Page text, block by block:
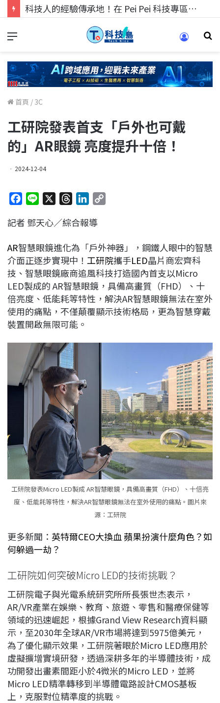
科技人的經驗傳承地！在 Pei Pei 科技專區，與學弟妹交流最硬核的技術
首頁 / 3C
工研院發表首支「戶外也可戴
的」AR眼鏡 亮度提升十倍！
2024-12-04
c
b
o
o
k
n
r
a
d
s
n
e
d
I
n
L
i
n
k
記者 鄧天心／綜合報導
AR智慧眼鏡進化為「戶外神器」，鋼鐵人眼中的智慧
介面正逐步實現中！ 工研院攜手LED晶片商宏齊科
技、智慧眼鏡廠商追風科技打造國內首支以Micro
LED製成的 AR智慧眼鏡，具備高畫質（FHD）、十
倍亮度、低能耗等特性，解決AR智慧眼鏡無法在室外
使用的痛點，不僅顛覆顯示技術格局，更為智慧穿戴
裝置開啟無限可能。
工研院發表Micro LED製成 AR智慧眼鏡，具備高畫質（FHD）、十倍亮
度、低能耗等特性，解決AR智慧眼鏡無法在室外使用的痛點。圖片來
源：工研院
更多新聞： 英特爾CEO大換血 蘋果扮演什麼角色？如
何躲過一劫？
工研院如何突破Micro LED的技術挑戰？
工研院電子與光電系統研究所所長張世杰表示，
AR/VR產業在娛樂、教育、旅遊、零售和醫療保健等
領域的迅速崛起，根據Grand View Research資料顯
示，至2030年全球AR/VR市場將達到5975億美元，
為了優化顯示效果，工研院著眼於Micro LED應用於
虛擬擴增實境研發，透過深耕多年的半導體技術，成
功開發出畫素間距小於4微米的Micro LED，並將
Micro LED精準轉移到半導體電路設計CMOS基板
上，克服對位精準度的挑戰。